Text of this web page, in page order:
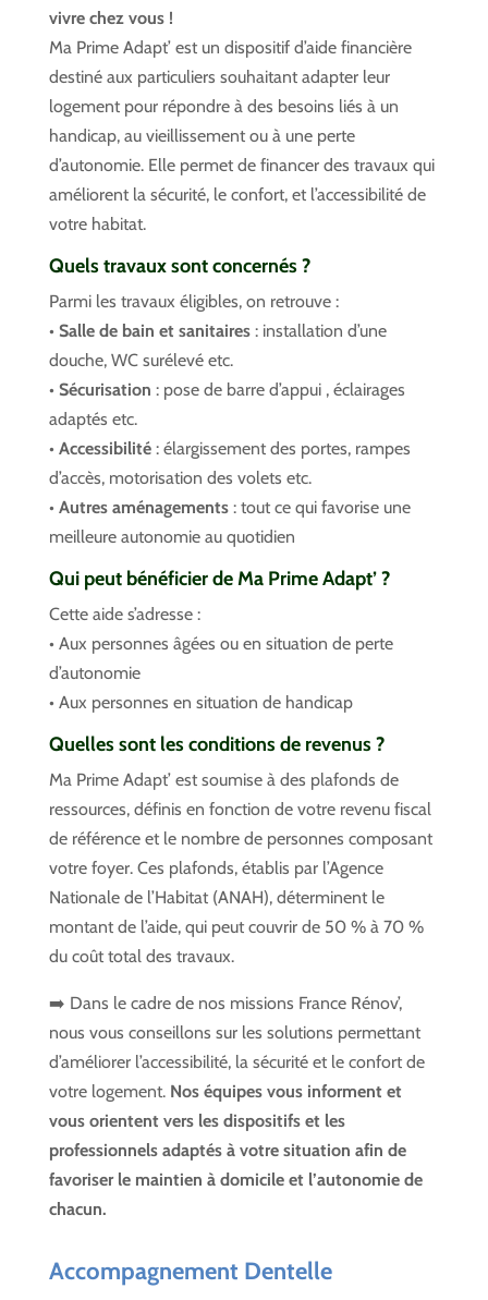
vivre chez vous !
Ma Prime Adapt’ est un dispositif d’aide financière
destiné aux particuliers souhaitant adapter leur
logement pour répondre à des besoins liés à un
handicap, au vieillissement ou à une perte
d’autonomie. Elle permet de financer des travaux qui
améliorent la sécurité, le confort, et l’accessibilité de
votre habitat.
Quels travaux sont concernés ?
Parmi les travaux éligibles, on retrouve :
• Salle de bain et sanitaires: installation d’une
douche, WC surélevé etc.
• Sécurisation : pose de barre d’appui , éclairages
adaptés etc.
• Accessibilité: élargissement des portes, rampes
d’accès, motorisation des volets etc.
• Autres aménagements: tout ce qui favorise une
meilleure autonomie au quotidien
Qui peut bénéficier de Ma Prime Adapt’ ?
Cette aide s’adresse :
• Aux personnes âgées ou en situation de perte
d’autonomie
• Aux personnes en situation de handicap
Quelles sont les conditions de revenus ?
Ma Prime Adapt’ est soumise à des plafonds de
ressources, définis en fonction de votre revenu fiscal
de référence et le nombre de personnes composant
votre foyer. Ces plafonds, établis par l’Agence
Nationale de l’Habitat (ANAH), déterminent le
montant de l’aide, qui peut couvrir de 50 % à 70 %
du coût total des travaux.
➡️ Dans le cadre de nos missions France Rénov’,
nous vous conseillons sur les solutions permettant
d’améliorer l’accessibilité, la sécurité et le confort de
votre logement. Nos équipes vous informent et
vous orientent vers les dispositifs et les
professionnels adaptés à votre situation afin de
favoriser le maintien à domicile et l’autonomie de
chacun.
Accompagnement Dentelle